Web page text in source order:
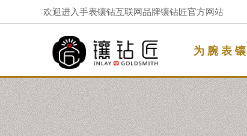
欢迎进入手表镶钻互联网品牌镶钻匠官方网站
为 腕 表